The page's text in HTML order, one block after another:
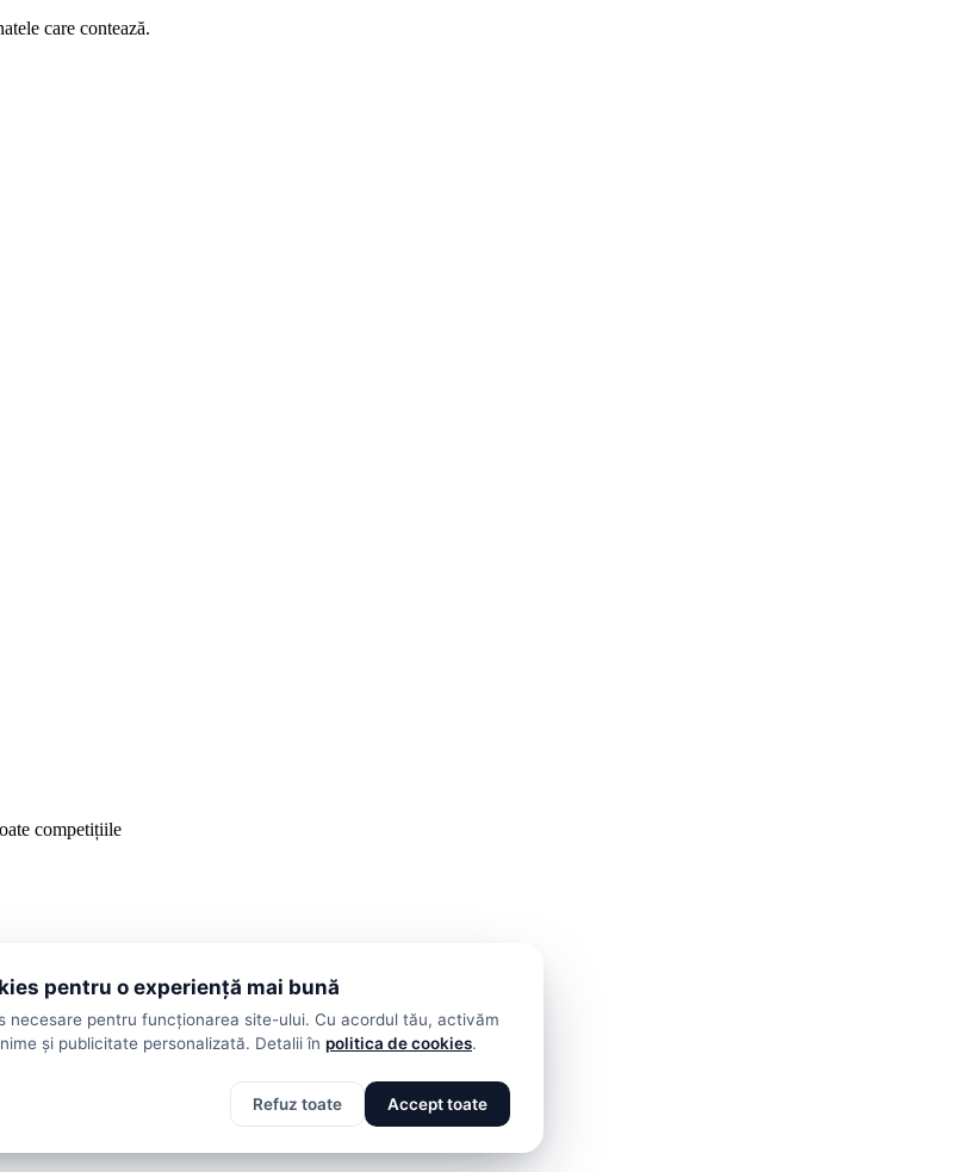
care contează.
competițiile
pentru o experiență mai bună
necesare pentru funcționarea site-ului. Cu acordul tău, activăm
și publicitate personalizată. Detalii în politica de cookies.
Refuz toate Accept toate